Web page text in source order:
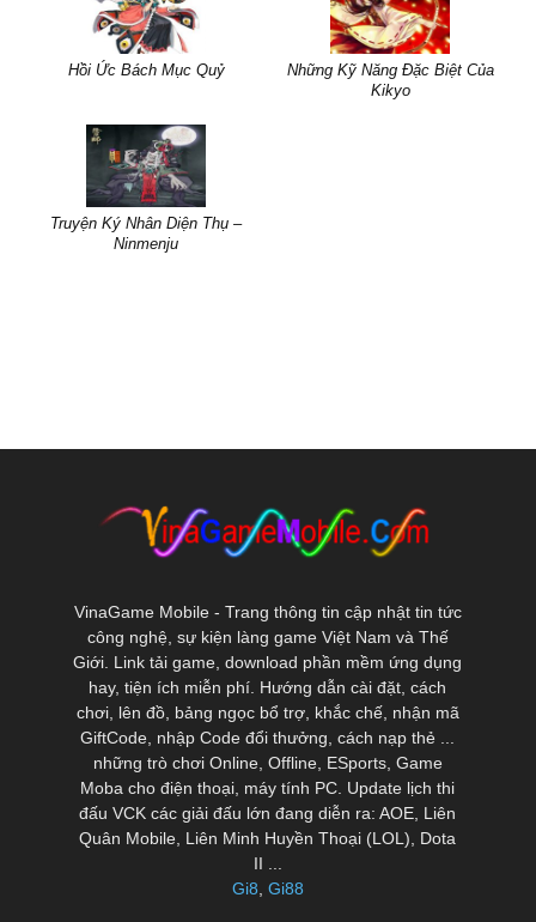
Hồi Ức Bách Mục Quỷ
Những Kỹ Năng Đặc Biệt Của
Kikyo
Truyện Ký Nhân Diện Thụ –
Ninmenju
VinaGame Mobile - Trang thông tin cập nhật tin tức
công nghệ, sự kiện làng game Việt Nam và Thế
Giới. Link tải game, download phần mềm ứng dụng
hay, tiện ích miễn phí. Hướng dẫn cài đặt, cách
chơi, lên đồ, bảng ngọc bổ trợ, khắc chế, nhận mã
GiftCode, nhập Code đổi thưởng, cách nạp thẻ ...
những trò chơi Online, Offline, ESports, Game
Moba cho điện thoại, máy tính PC. Update lịch thi
đấu VCK các giải đấu lớn đang diễn ra: AOE, Liên
Quân Mobile, Liên Minh Huyền Thoại (LOL), Dota
II ...
Gi8, Gi88